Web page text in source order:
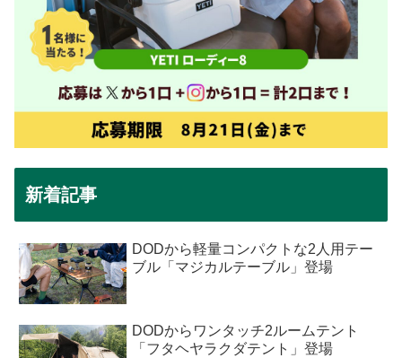
新着記事
DODから軽量コンパクトな2人用テー
ブル「マジカルテーブル」登場
DODからワンタッチ2ルームテント
「フタヘヤラクダテント」登場